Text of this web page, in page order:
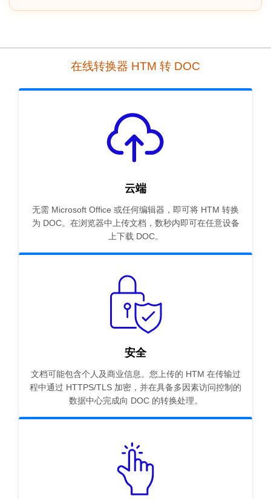
在线转换器 HTM 转 DOC
云端
无需 Microsoft Office 或任何编辑器，即可将 HTM 转换
为 DOC。在浏览器中上传文档，数秒内即可在任意设备
上下载 DOC。
安全
文档可能包含个人及商业信息。您上传的 HTM 在传输过
程中通过 HTTPS/TLS 加密，并在具备多因素访问控制的
数据中心完成向 DOC 的转换处理。